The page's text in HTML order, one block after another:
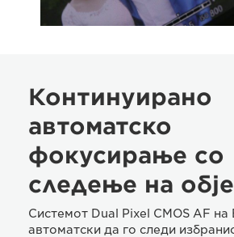
Континуирано
автоматско
фокусирање со
следење на
Системот Dual Pixel CMOS AF
автоматски да го следи